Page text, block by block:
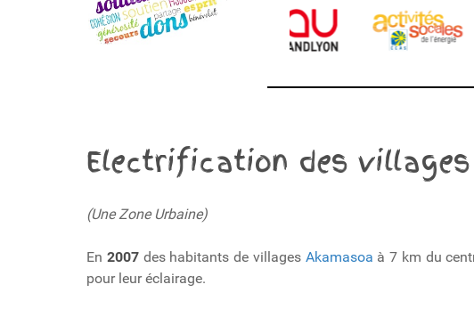
Electrification des villages
(Une Zone Urbaine)
En 2007des habitants de villages Akamasoa à 7 km du
pour leur éclairage.